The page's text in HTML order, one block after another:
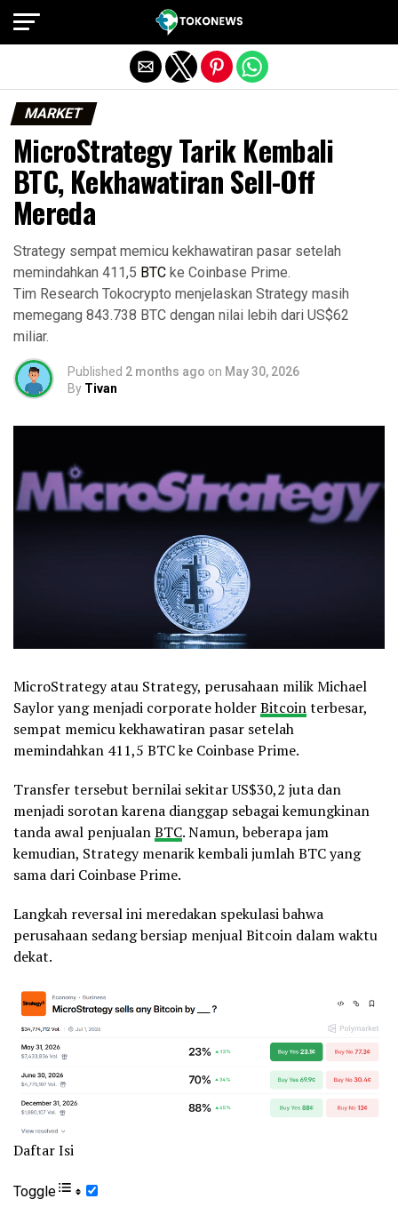
MARKET
MicroStrategy Tarik Kembali
BTC, Kekhawatiran Sell-Off
Mereda
Strategy sempat memicu kekhawatiran pasar setelah
memindahkan 411,5 BTC ke Coinbase Prime.
Tim Research Tokocrypto menjelaskan Strategy masih
memegang 843.738 BTC dengan nilai lebih dari US$62
miliar.
Published 2 months ago on May 30, 2026
By Tivan
MicroStrategy atau Strategy, perusahaan milik Michael
Saylor yang menjadi corporate holderBitcointerbesar,
sempat memicu kekhawatiran pasar setelah
memindahkan 411,5 BTC ke Coinbase Prime.
Transfer tersebut bernilai sekitar US$30,2 juta dan
menjadi sorotan karena dianggap sebagai kemungkinan
tanda awal penjualanBTC. Namun, beberapa jam
kemudian, Strategy menarik kembali jumlah BTC yang
sama dari Coinbase Prime.
Langkah reversal ini meredakan spekulasi bahwa
perusahaan sedang bersiap menjual Bitcoin dalam waktu
dekat.
Daftar Isi
Toggle
Exit mobile version